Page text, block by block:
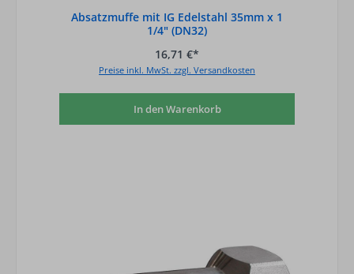
Absatzmuffe mit IG Edelstahl 35mm x 1
1/4" (DN32)
16,71 €*
Preise inkl. MwSt. zzgl. Versandkosten
In den Warenkorb